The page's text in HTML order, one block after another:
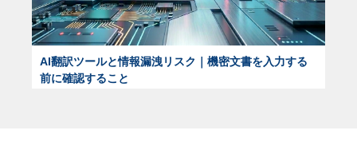
AI翻訳ツールと情報漏洩リスク｜機密文書を入力する
前に確認すること